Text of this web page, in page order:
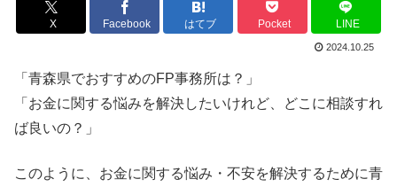
X Facebook はてブ Pocket LINE
2024.10.25
「青森県でおすすめのFP事務所は？」
「お金に関する悩みを解決したいけれど、どこに相談すれ
ば良いの？」
このように、お金に関する悩み・不安を解決するために青